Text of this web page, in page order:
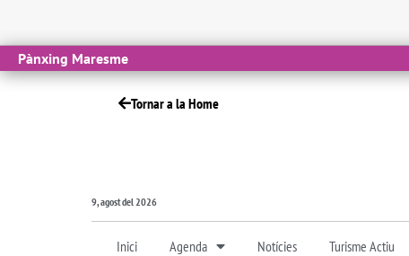
Pànxing Maresme
Tornar a la Home
9, agost del 2026
Inici Agenda Notícies Turisme Actiu